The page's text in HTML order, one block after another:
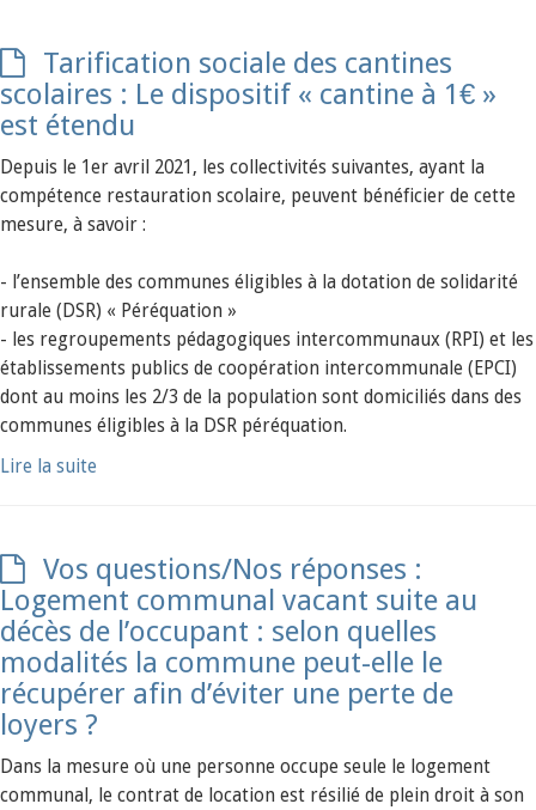
Tarification sociale des cantines
scolaires : Le dispositif « cantine à 1€ »
est étendu
Depuis le 1er avril 2021, les collectivités suivantes, ayant la
compétence restauration scolaire, peuvent bénéficier de cette
mesure, à savoir :
- l’ensemble des communes éligibles à la dotation de solidarité
rurale (DSR) « Péréquation »
- les regroupements pédagogiques intercommunaux (RPI) et les
établissements publics de coopération intercommunale (EPCI)
dont au moins les 2/3 de la population sont domiciliés dans des
communes éligibles à la DSR péréquation.
Lire la suite
Vos questions/Nos réponses :
Logement communal vacant suite au
décès de l’occupant : selon quelles
modalités la commune peut-elle le
récupérer afin d’éviter une perte de
loyers ?
Dans la mesure où une personne occupe seule le logement
communal, le contrat de location est résilié de plein droit à son